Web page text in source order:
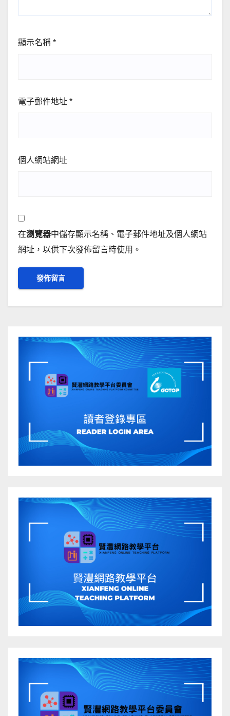
顯示名稱 *
電子郵件地址 *
個人網站網址
在瀏覽器中儲存顯示名稱、電子郵件地址及個人網站
網址，以供下次發佈留言時使用。